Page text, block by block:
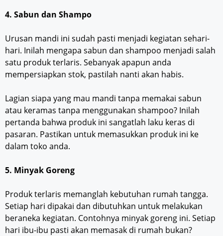
4. Sabun dan Shampo
Urusan mandi ini sudah pasti menjadi kegiatan sehari-
hari. Inilah mengapa sabun dan shampoo menjadi salah
satu produk terlaris. Sebanyak apapun anda
mempersiapkan stok, pastilah nanti akan habis.
Lagian siapa yang mau mandi tanpa memakai sabun
atau keramas tanpa menggunakan shampoo? Inilah
pertanda bahwa produk ini sangatlah laku keras di
pasaran. Pastikan untuk memasukkan produk ini ke
dalam toko anda.
5. Minyak Goreng
Produk terlaris memanglah kebutuhan rumah tangga.
Setiap hari dipakai dan dibutuhkan untuk melakukan
beraneka kegiatan. Contohnya minyak goreng ini. Setiap
hari ibu-ibu pasti akan memasak di rumah bukan?